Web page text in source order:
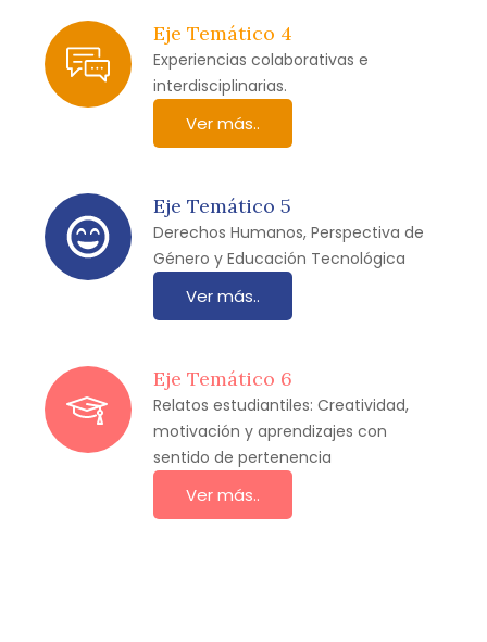
Eje Temático 4
Experiencias colaborativas e
interdisciplinarias.
Ver más..
Eje Temático 5
Derechos Humanos, Perspectiva de
Género y Educación Tecnológica
Ver más..
Eje Temático 6
Relatos estudiantiles: Creatividad,
motivación y aprendizajes con
sentido de pertenencia
Ver más..